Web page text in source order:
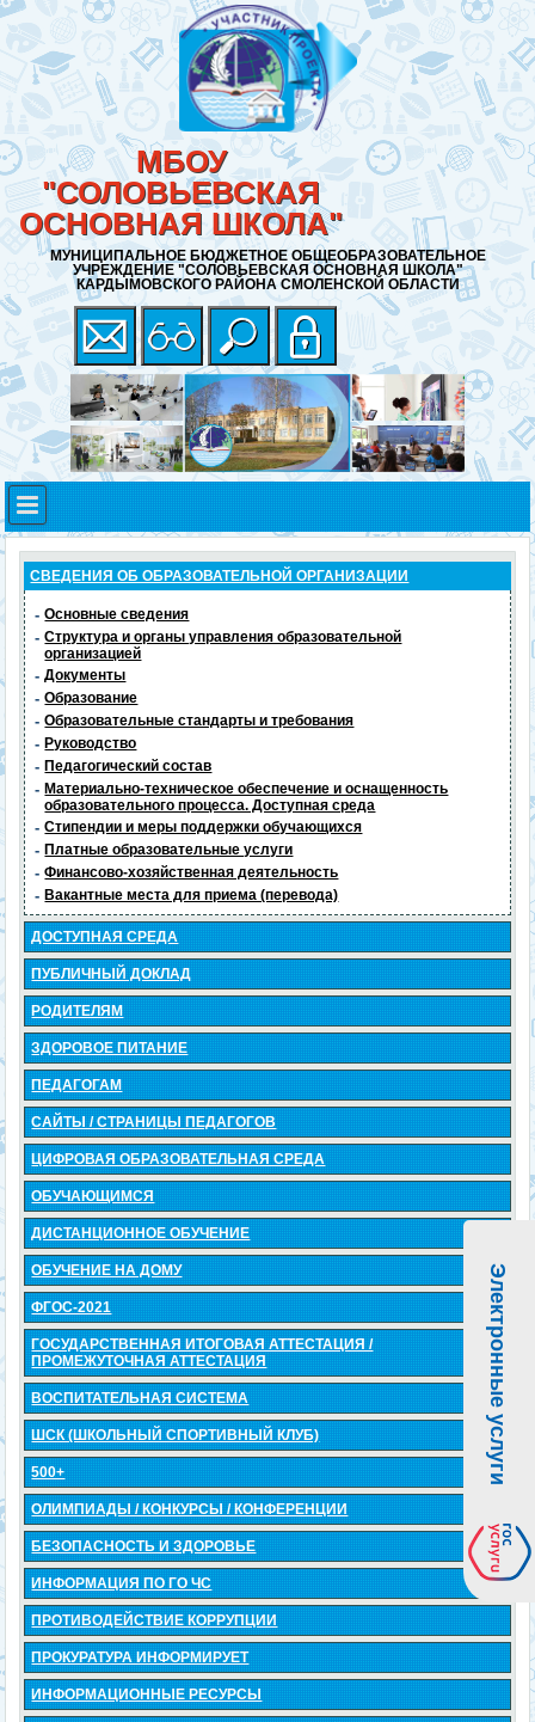
МБОУ
"СОЛОВЬЕВСКАЯ
ОСНОВНАЯ ШКОЛА"
МУНИЦИПАЛЬНОЕ БЮДЖЕТНОЕ ОБЩЕОБРАЗОВАТЕЛЬНОЕ
УЧРЕЖДЕНИЕ "СОЛОВЬЕВСКАЯ ОСНОВНАЯ ШКОЛА"
КАРДЫМОВСКОГО РАЙОНА СМОЛЕНСКОЙ ОБЛАСТИ
СВЕДЕНИЯ ОБ ОБРАЗОВАТЕЛЬНОЙ ОРГАНИЗАЦИИ
- Основные сведения
- Структура и органы управления образовательной
организацией
- Документы
- Образование
- Образовательные стандарты и требования
- Руководство
- Педагогический состав
- Материально-техническое обеспечение и оснащенность
образовательного процесса. Доступная среда
- Стипендии и меры поддержки обучающихся
- Платные образовательные услуги
- Финансово-хозяйственная деятельность
- Вакантные места для приема (перевода)
ДОСТУПНАЯ СРЕДА
ПУБЛИЧНЫЙ ДОКЛАД
РОДИТЕЛЯМ
ЗДОРОВОЕ ПИТАНИЕ
ПЕДАГОГАМ
САЙТЫ / СТРАНИЦЫ ПЕДАГОГОВ
ЦИФРОВАЯ ОБРАЗОВАТЕЛЬНАЯ СРЕДА
ОБУЧАЮЩИМСЯ
ДИСТАНЦИОННОЕ ОБУЧЕНИЕ
ОБУЧЕНИЕ НА ДОМУ
ФГОС-2021
ГОСУДАРСТВЕННАЯ ИТОГОВАЯ АТТЕСТАЦИЯ /
ПРОМЕЖУТОЧНАЯ АТТЕСТАЦИЯ
ВОСПИТАТЕЛЬНАЯ СИСТЕМА
ШСК (ШКОЛЬНЫЙ СПОРТИВНЫЙ КЛУБ)
500+
ОЛИМПИАДЫ / КОНКУРСЫ / КОНФЕРЕНЦИИ
БЕЗОПАСНОСТЬ И ЗДОРОВЬЕ
ИНФОРМАЦИЯ ПО ГО ЧС
ПРОТИВОДЕЙСТВИЕ КОРРУПЦИИ
ПРОКУРАТУРА ИНФОРМИРУЕТ
ИНФОРМАЦИОННЫЕ РЕСУРСЫ
Электронные услуги